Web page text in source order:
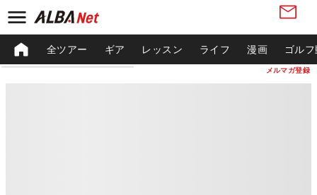
メルマガ登録
全ツアー ギア レッスン ライフ 漫画 ゴル